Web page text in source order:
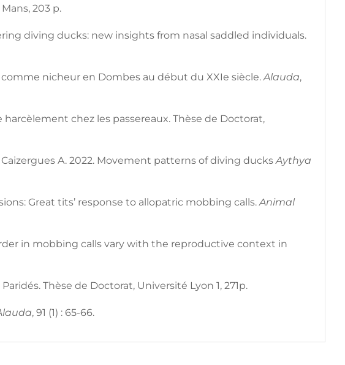
203 p.
diving ducks: new insights from nasal saddled individuals.
comme nicheur en Dombes au début du XXIe siècle.Alauda,
chez les passereaux. Thèse de Doctorat,
Caizergues A. 2022. Movement patterns of diving ducksAythya
Great tits’ response to allopatric mobbing calls.Animal
in mobbing calls vary with the reproductive context in
Thèse de Doctorat, Université Lyon 1, 271p.
, 91 (1) : 65-66.